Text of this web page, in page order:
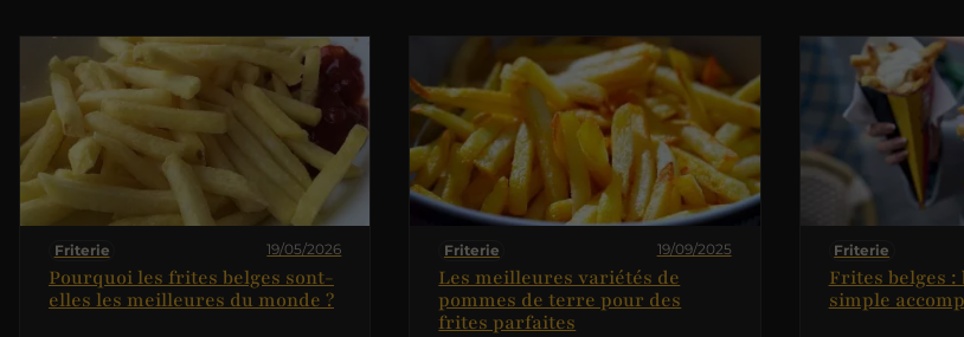
Friterie 19/05/2026
Pourquoi les frites belges sont-
elles les meilleures du monde ?
Friterie 19/09/2025
Les meilleures variétés de
pommes de terre pour des
frites parfaites
Friterie
Frites belges
simple